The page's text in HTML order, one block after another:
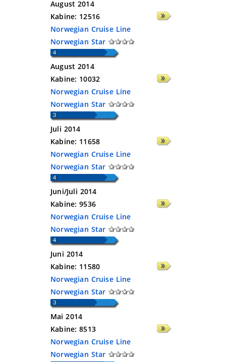
August 2014
Kabine: 12516
Norwegian Cruise Line
Norwegian Star
August 2014
Kabine: 10032
Norwegian Cruise Line
Norwegian Star
Juli 2014
Kabine: 11658
Norwegian Cruise Line
Norwegian Star
Juni/Juli 2014
Kabine:9536
Norwegian Cruise Line
Norwegian Star
Juni 2014
Kabine: 11580
Norwegian Cruise Line
Norwegian Star
Mai 2014
Kabine:8513
Norwegian Cruise Line
Norwegian Star